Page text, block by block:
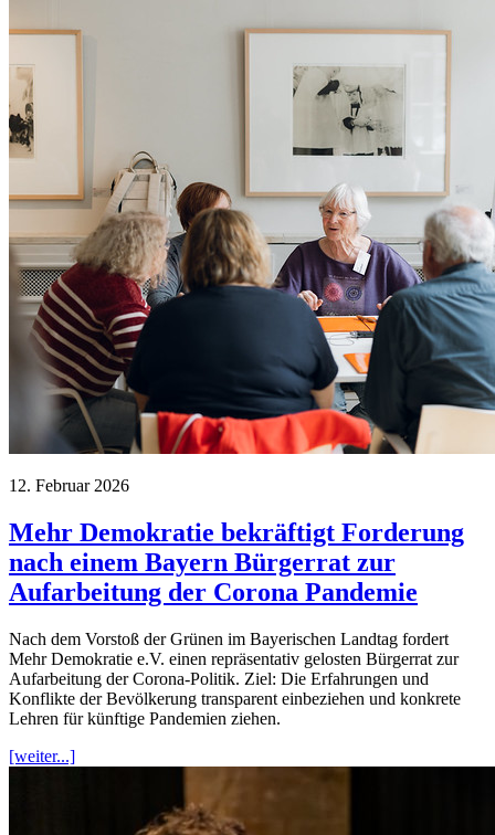
12. Februar 2026
Mehr Demokratie bekräftigt Forderung
nach einem Bayern Bürgerrat zur
Aufarbeitung der Corona Pandemie
Nach dem Vorstoß der Grünen im Bayerischen Landtag fordert
Mehr Demokratie e.V. einen repräsentativ gelosten Bürgerrat zur
Aufarbeitung der Corona-Politik. Ziel: Die Erfahrungen und
Konflikte der Bevölkerung transparent einbeziehen und konkrete
Lehren für künftige Pandemien ziehen.
[weiter...]